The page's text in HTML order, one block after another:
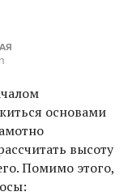
основами
высоту
Помимо этого,